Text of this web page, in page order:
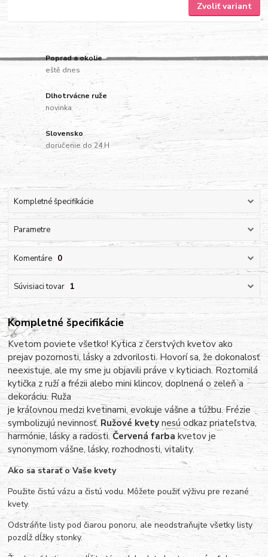
Zvoliť variant
Poprad a okolie
eště dnes
Dlhotrvácne ruže
novinka
Slovensko
doručenie do 24 H
Kompletné špecifikácie
Parametre
Komentáre 0
Súvisiaci tovar 1
Kompletné špecifikácie
Kvetom poviete všetko! Kytica z čerstvých kvetov ako
prejav pozornosti, lásky a zdvorilosti. Hovorí sa, že dokonalosť
neexistuje, ale my sme ju objavili práve v kyticiach. Roztomilá
kytička z ruží a frézii alebo mini klincov, doplnená o zeleň a
dekoráciu. Ruža
je kráľovnou medzi kvetinami, evokuje vášne a túžbu. Frézie
symbolizujú nevinnosť. Ružové kvetynesú odkaz priateľstva,
harmónie, lásky a radosti.Červená farba kvetov je
synonymom vášne, lásky, rozhodnosti, vitality.
Ako sa starať o Vaše kvety
Použite čistú vázu a čistú vodu. Môžete použiť výživu pre rezané
kvety.
Odstráňte listy pod čiarou ponoru, ale neodstraňujte všetky listy
pozdĺž dĺžky stonky.